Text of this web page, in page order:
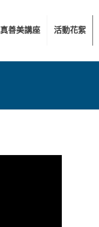
真善美講座 活動花絮